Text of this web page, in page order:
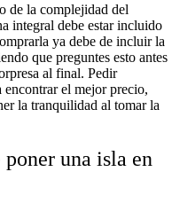
de la complejidad del
integral debe estar incluido
ya debe de incluir la
que preguntes esto antes
al final. Pedir
encontrar el mejor precio,
la tranquilidad al tomar la
poner una isla en